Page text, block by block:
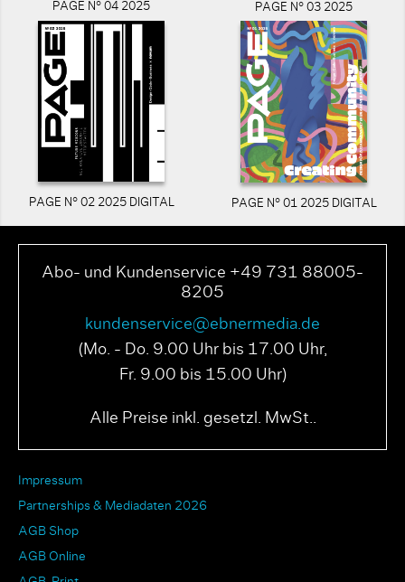
PAGE N° 04 2025 PAGE N° 03 2025
PAGE N° 02 2025 DIGITAL PAGE N° 01 2025 DIGITAL
Abo- und Kundenservice +49 731 88005-
8205
kundenservice@ebnermedia.de
(Mo. - Do. 9.00 Uhr bis 17.00 Uhr,
Fr. 9.00 bis 15.00 Uhr)
Alle Preise inkl. gesetzl. MwSt..
Impressum
Partnerships & Mediadaten 2026
AGB Shop
AGB Online